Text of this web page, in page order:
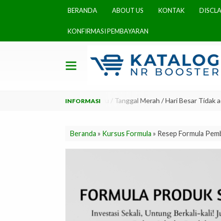
BERANDA ABOUT US KONTAK
KONFIRMASI PEMBAYARAN
mohon bersabar 2. Minggu / Tanggal Merah / Hari Besar Tidak ada
Beranda » Kursus Formula » Resep Formula